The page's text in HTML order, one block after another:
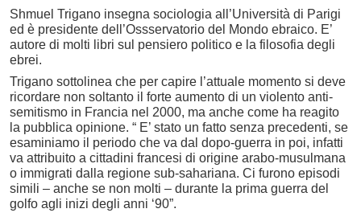
Shmuel Trigano insegna sociologia all’Università di Parigi
ed è presidente dell’Ossservatorio del Mondo ebraico. E’
autore di molti libri sul pensiero politico e la filosofia degli
ebrei.
Trigano sottolinea che per capire l’attuale momento si deve
ricordare non soltanto il forte aumento di un violento anti-
semitismo in Francia nel 2000, ma anche come ha reagito
la pubblica opinione. “ E’ stato un fatto senza precedenti, se
esaminiamo il periodo che va dal dopo-guerra in poi, infatti
va attribuito a cittadini francesi di origine arabo-musulmana
o immigrati dalla regione sub-sahariana. Ci furono episodi
simili – anche se non molti – durante la prima guerra del
golfo agli inizi degli anni ‘90”.